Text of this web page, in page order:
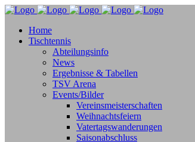
Home
Tischtennis
Abteilungsinfo
News
Ergebnisse & Tabellen
TSV Arena
Events/Bilder
Vereinsmeisterschaften
Weihnachtsfeiern
Vatertagswanderungen
Saisonabschluss